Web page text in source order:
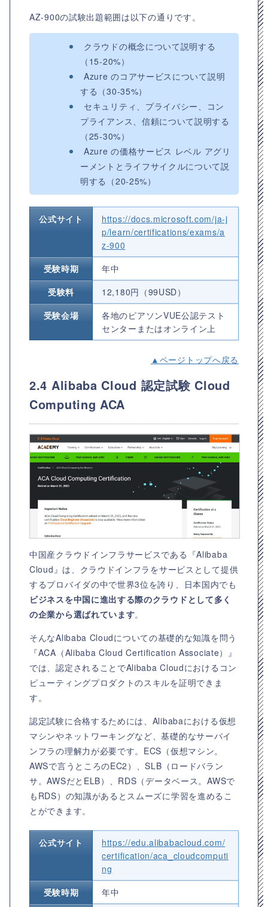
AZ-900の試験出題範囲は以下の通りです。
クラウドの概念について説明する
（15-20%）
Azure のコアサービスについて説明
する（30-35%）
セキュリティ、プライバシー、コン
プライアンス、信頼について説明する
（25-30%）
Azure の価格サービス レベル アグリ
ーメントとライフサイクルについて説
明する（20-25%）
公式サイト
https://docs.microsoft.com/ja-j
p/learn/certifications/exams/a
z-900
受験時期
年中
受験料
12,180円（99USD）
受験会場
各地のピアソンVUE公認テスト
センターまたはオンライン上
▲ページトップへ戻る
2.4 Alibaba Cloud 認定試験 Cloud
Computing ACA
中国産クラウドインフラサービスである『Alibaba
Cloud』は、クラウドインフラをサービスとして提供
するプロバイダの中で世界3位を誇り、日本国内でも
ビジネスを中国に進出する際のクラウドとして多く
の企業から選ばれています。
そんなAlibaba Cloudについての基礎的な知識を問う
『ACA（Alibaba Cloud Certification Associate）』
では、認定されることでAlibaba Cloudにおけるコン
ピューティングプロダクトのスキルを証明できま
す。
認定試験に合格するためには、Alibabaにおける仮想
マシンやネットワーキングなど、基礎的なサーバイ
ンフラの理解力が必要です。ECS（仮想マシン。
AWSで言うところのEC2）、SLB（ロードバラン
サ。AWSだとELB）、RDS（データベース。AWSで
もRDS）の知識があるとスムーズに学習を進めるこ
とができます。
公式サイト
https://edu.alibabacloud.com/
certification/aca_cloudcomputi
ng
受験時期
年中